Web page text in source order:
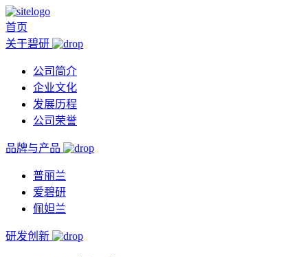
首页
关于碧研
公司简介
企业文化
发展历程
公司荣誉
品牌与产品
普丽兰
爱碧研
佩妲兰
研发创新